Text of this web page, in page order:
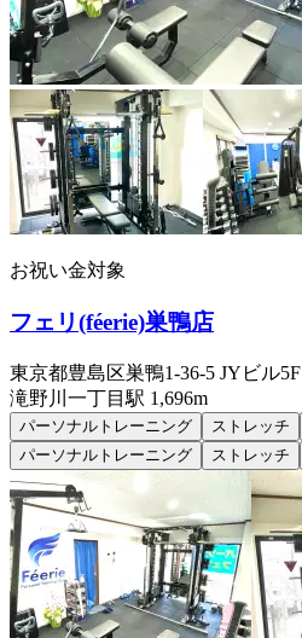
お祝い金対象
フェリ(féerie)巣鴨店
東京都豊島区巣鴨1-36-5 JYビル5F
滝野川一丁目 駅 1,696m
パーソナルトレーニング ストレッチ
パーソナルトレーニング
ストレッチ